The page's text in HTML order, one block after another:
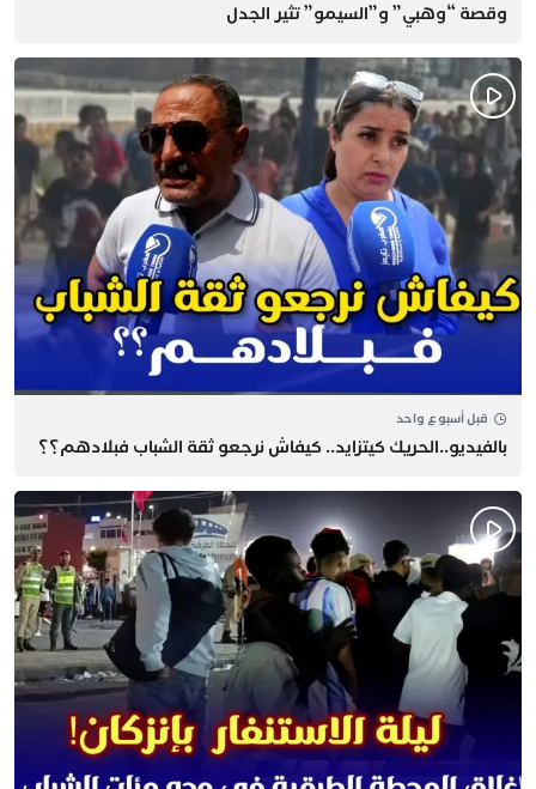
وقصة “وهبي” و”السيمو” تثير الجدل
قبل أسبوع واحد
بالفيديو..الحريك كيتزايد.. كيفاش نرجعو ثقة الشباب فبلادهم؟؟